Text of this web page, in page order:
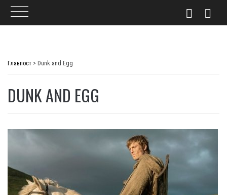
Главпост > Dunk and Egg
DUNK AND EGG